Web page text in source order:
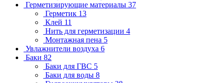
Герметизирующие материалы 37
Герметик 13
Клей 11
Нить для герметизации 4
Монтажная пена 5
Увлажнители воздуха 6
Баки 82
Баки для ГВС 5
Баки для воды 8